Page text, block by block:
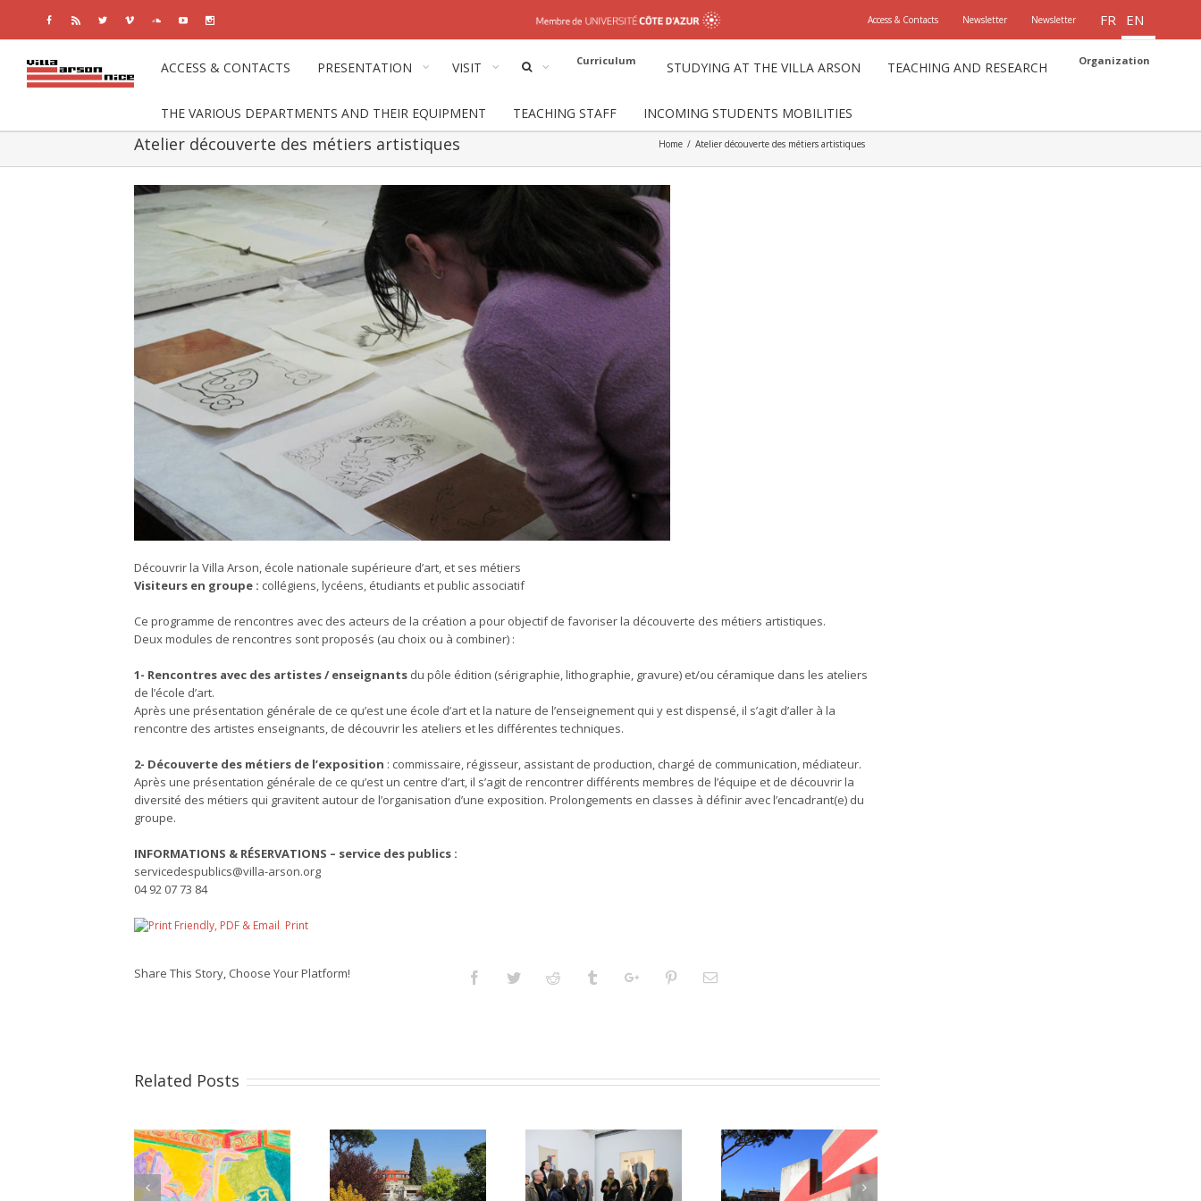
FacebookRss Twitter Vimeo SoundcloudYoutube Access & Contacts Newsletter Newsletter FR EN
ACCESS & CONTACTS PRESENTATION VISIT Curriculum STUDYING AT THE VILLA ARSON TEACHING AND RESEARCH Organization
THE VARIOUS DEPARTMENTS AND THEIR EQUIPMENT TEACHING STAFF INCOMING STUDENTS MOBILITIES
Atelier découverte des métiers artistiques Home / Atelier découverte des métiers artistiques
View
Larger
Image
Découvrir la Villa Arson, école nationale supérieure d’art, et ses métiers
Visiteurs en groupe : collégiens, lycéens, étudiants et public associatif
Ce programme de rencontres avec des acteurs de la création a pour objectif de favoriser la découverte des métiers artistiques.
Deux modules de rencontres sont proposés (au choix ou à combiner) :
1- Rencontres avec des artistes / enseignants du pôle édition (sérigraphie, lithographie, gravure) et/ou céramique dans les ateliers
de l’école d’art.
Après une présentation générale de ce qu’est une école d’art et la nature de l’enseignement qui y est dispensé, il s’agit d’aller à la
rencontre des artistes enseignants, de découvrir les ateliers et les différentes techniques.
2- Découverte des métiers de l’exposition : commissaire, régisseur, assistant de production, chargé de communication, médiateur.
Après une présentation générale de ce qu’est un centre d’art, il s’agit de rencontrer différents membres de l’équipe et de découvrir la
diversité des métiers qui gravitent autour de l’organisation d’une exposition. Prolongements en classes à définir avec l’encadrant(e) du
groupe.
INFORMATIONS & RÉSERVATIONS – service des publics :
servicedespublics@villa-arson.org
04 92 07 73 84
Print
Share This Story, Choose Your Platform! FacebookTwitterReddit TumblrGoogleplusPinterestEmail
Related Posts